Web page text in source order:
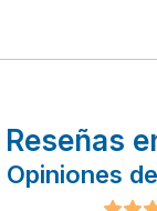
Reseñas
Opiniones